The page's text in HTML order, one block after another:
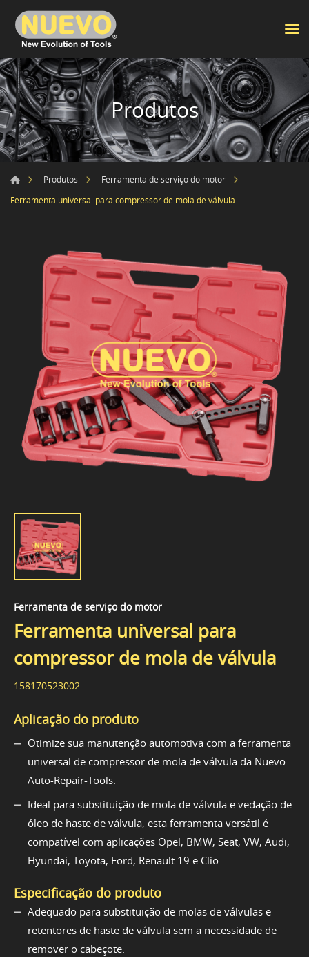
Produtos
Produtos
Ferramenta de serviço do motor
Ferramenta universal para compressor de mola de válvula
Ferramenta de serviço do motor
Ferramenta universal para
compressor de mola de válvula
158170523002
Aplicação do produto
Otimize sua manutenção automotiva com a ferramenta
universal de compressor de mola de válvula da Nuevo-
Auto-Repair-Tools.
Ideal para substituição de mola de válvula e vedação de
óleo de haste de válvula, esta ferramenta versátil é
compatível com aplicações Opel, BMW, Seat, VW, Audi,
Hyundai, Toyota, Ford, Renault 19 e Clio.
Especificação do produto
Adequado para substituição de molas de válvulas e
retentores de haste de válvula sem a necessidade de
remover o cabeçote.